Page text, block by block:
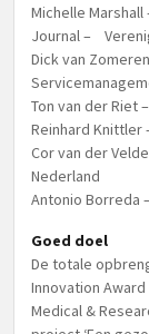
Michelle
Journal –
Dick van
Ton van der Riet
Reinhard Knittler
Cor van der
Nederland
Antonio Borreda
Goed doel
De totale
Innovation
Medical &